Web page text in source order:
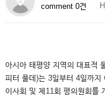
comment 0건
아시아 태평양 지역의 대표적
피터 풀데)는 3일부터 4일까지
이사회 및 제11회 평의원회를